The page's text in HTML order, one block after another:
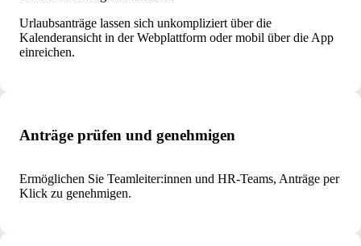
Urlaubsanträge lassen sich unkompliziert über die
Kalenderansicht in der Webplattform oder mobil über die App
einreichen.
Anträge prüfen und genehmigen
Ermöglichen Sie Teamleiter:innen und HR-Teams, Anträge per
Klick zu genehmigen.